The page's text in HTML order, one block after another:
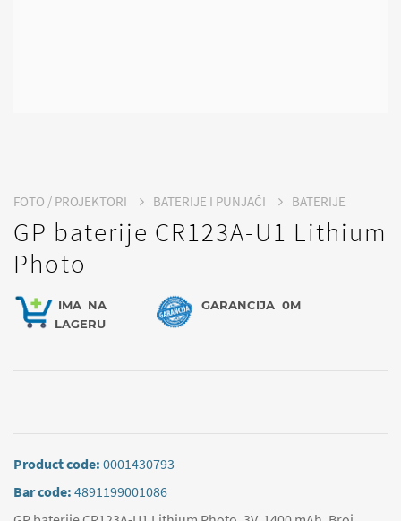
FOTO / PROJEKTORI BATERIJE I PUNJAČI BATERIJE
GP baterije CR123A-U1 Lithium
Photo
IMA NA
LAGERU
GARANCIJA 0M
Product code: 0001430793
Bar code: 4891199001086